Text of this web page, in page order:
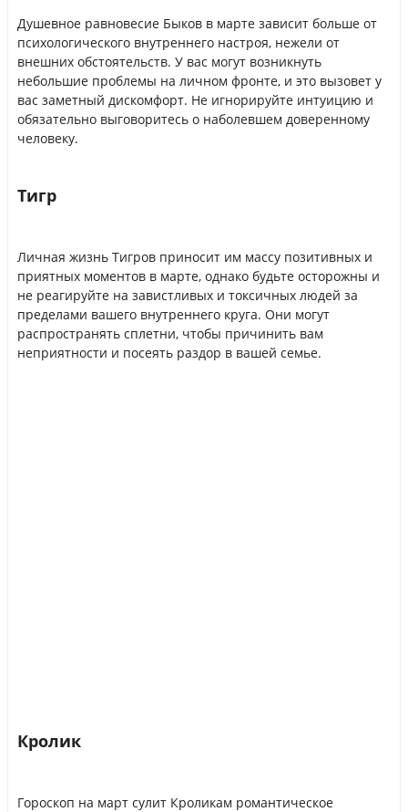
Душевное равновесие Быков в марте зависит больше от
психологического внутреннего настроя, нежели от
внешних обстоятельств. У вас могут возникнуть
небольшие проблемы на личном фронте, и это вызовет у
вас заметный дискомфорт. Не игнорируйте интуицию и
обязательно выговоритесь о наболевшем доверенному
человеку.
Тигр
Личная жизнь Тигров приносит им массу позитивных и
приятных моментов в марте, однако будьте осторожны и
не реагируйте на завистливых и токсичных людей за
пределами вашего внутреннего круга. Они могут
распространять сплетни, чтобы причинить вам
неприятности и посеять раздор в вашей семье.
Кролик
Гороскоп на март сулит Кроликам романтическое